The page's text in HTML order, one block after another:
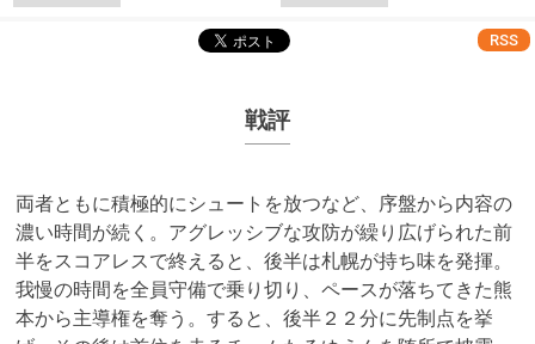
RSS
戦評
両者ともに積極的にシュートを放つなど、序盤から内容の
濃い時間が続く。アグレッシブな攻防が繰り広げられた前
半をスコアレスで終えると、後半は札幌が持ち味を発揮。
我慢の時間を全員守備で乗り切り、ペースが落ちてきた熊
本から主導権を奪う。すると、後半２２分に先制点を挙